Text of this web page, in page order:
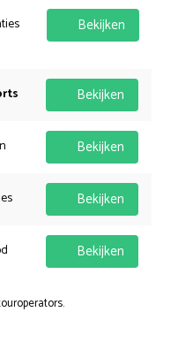
Bekijken
Bekijken
Bekijken
Bekijken
Bekijken